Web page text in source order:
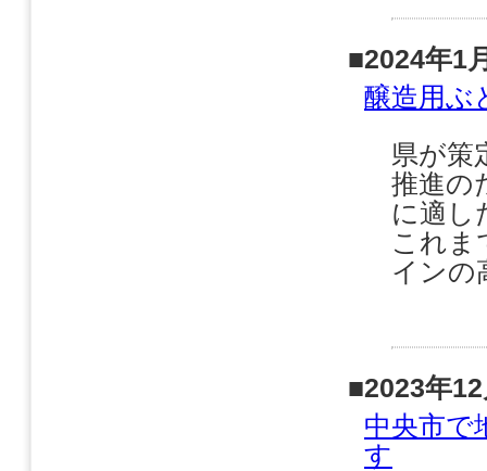
■2024年1
醸造用ぶ
県が策
推進の
に適し
これ
インの
■2023年
中央市で
す